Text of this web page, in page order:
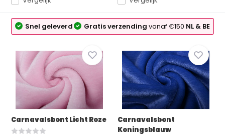
Snel geleverd Gratis verzendingvanaf €150 NL & BE
Carnavalsbont Licht Roze
Carnavalsbont
Koningsblauw